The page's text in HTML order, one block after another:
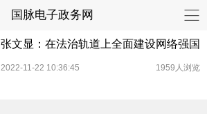
国脉电子政务网
张文显：在法治轨道上全面建设网络强国
2022-11-22 10:36:45 1959人浏览